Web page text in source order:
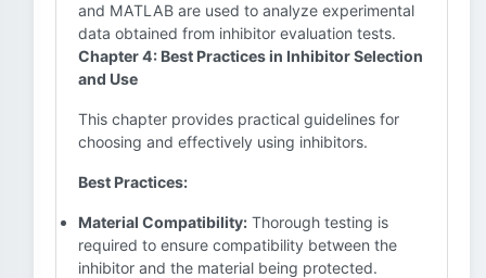
and MATLAB are used to analyze experimental
data obtained from inhibitor evaluation tests.
Chapter 4: Best Practices in Inhibitor Selection
and Use
This chapter provides practical guidelines for
choosing and effectively using inhibitors.
Best Practices:
Material Compatibility: Thorough testing is
required to ensure compatibility between the
inhibitor and the material being protected.